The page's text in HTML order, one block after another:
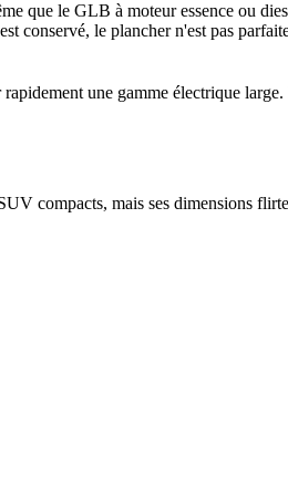
que le GLB à moteur essence ou
conservé, le plancher n'est pas
une gamme électrique
compacts, mais ses dimensions